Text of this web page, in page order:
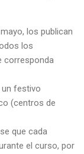
los publican
los
corresponda
un festivo
(centros de
que cada
el curso, por